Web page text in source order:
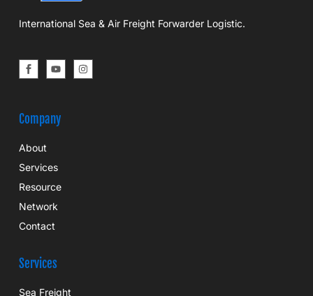
International Sea & Air Freight Forwarder Logistic.
Company
About
Services
Resource
Network
Contact
Services
Sea Freight